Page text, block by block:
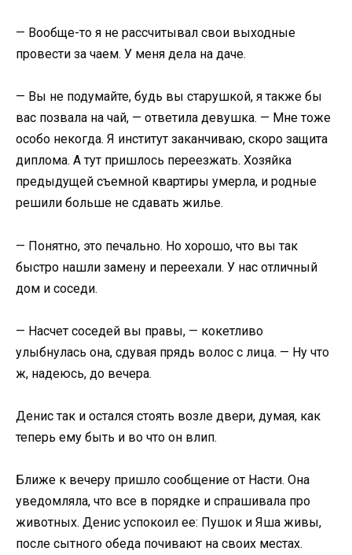
— Вообще-то я не рассчитывал свои выходные
провести за чаем. У меня дела на даче.
— Вы не подумайте, будь вы старушкой, я также бы
вас позвала на чай, — ответила девушка. — Мне тоже
особо некогда. Я институт заканчиваю, скоро защита
диплома. А тут пришлось переезжать. Хозяйка
предыдущей съемной квартиры умерла, и родные
решили больше не сдавать жилье.
— Понятно, это печально. Но хорошо, что вы так
быстро нашли замену и переехали. У нас отличный
дом и соседи.
— Насчет соседей вы правы, — кокетливо
улыбнулась она, сдувая прядь волос с лица. — Ну что
ж, надеюсь, до вечера.
Денис так и остался стоять возле двери, думая, как
теперь ему быть и во что он влип.
Ближе к вечеру пришло сообщение от Насти. Она
уведомляла, что все в порядке и спрашивала про
животных. Денис успокоил ее: Пушок и Яша живы,
после сытного обеда почивают на своих местах.